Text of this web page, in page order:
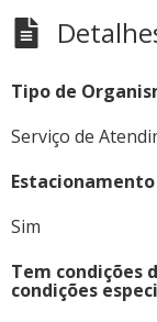
Tipo de
Serviço de
Sim
Tem condições
condições